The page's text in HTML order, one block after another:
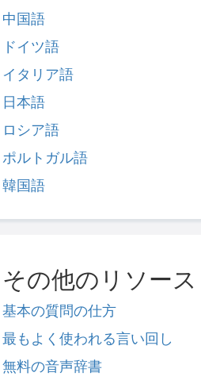
中国語
ドイツ語
イタリア語
日本語
ロシア語
ポルトガル語
韓国語
その他のリソース
基本の質問の仕方
最もよく使われる言い回し
無料の音声辞書